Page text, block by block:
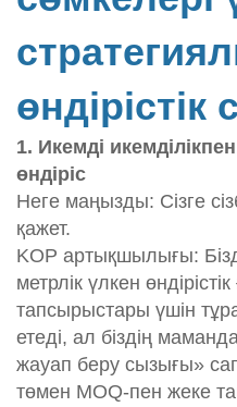
өндірістік
1. Икемді
өндіріс
Неге маңызды: Сізге
қажет.
KOP артықшылығы:
метрлік үлкен
тапсырыстары үшін
етеді, ал біздің
жауап беру сызығы»
төмен MOQ-пен жеке